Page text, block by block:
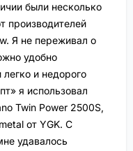
были несколько
производителей
Я не переживал о
удобно
и недорого
я использовал
Twin Power 2500S,
от YGK. С
удавалось